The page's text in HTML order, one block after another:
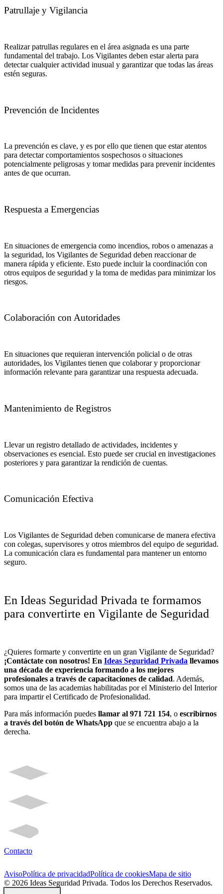
Patrullaje y Vigilancia
Realizar patrullas regulares en el área asignada es una parte
fundamental del trabajo. Los Vigilantes deben estar alerta para
detectar cualquier actividad inusual y garantizar que todas las áreas
estén seguras.
Prevención de Incidentes
La prevención es clave, y es por ello que tienen que estar atentos
para detectar comportamientos sospechosos o situaciones
potencialmente peligrosas y tomar medidas para prevenir incidentes
antes de que ocurran.
Respuesta a Emergencias
En situaciones de emergencia como incendios, robos o amenazas a
la seguridad, los Vigilantes de Seguridad deben reaccionar de
manera rápida y eficiente. Esto puede incluir la coordinación con
otros equipos de seguridad y la toma de medidas para minimizar los
riesgos.
Colaboración con Autoridades
En situaciones que requieran intervención policial o de otras
autoridades, los Vigilantes tienen que colaborar y proporcionar
información relevante para garantizar una respuesta adecuada.
Mantenimiento de Registros
Llevar un registro detallado de actividades, incidentes y
observaciones es esencial. Esto puede ser crucial en investigaciones
posteriores y para garantizar la rendición de cuentas.
Comunicación Efectiva
Los Vigilantes de Seguridad deben comunicarse de manera efectiva
con colegas, supervisores y otros miembros del equipo de seguridad.
La comunicación clara es fundamental para mantener un entorno
seguro.
En Ideas Seguridad Privada te formamos
para convertirte en Vigilante de Seguridad
¿Quieres formarte y convertirte en un gran Vigilante de Seguridad?
¡Contáctate con nosotros! En Ideas Seguridad Privada llevamos
una década de experiencia formando a los mejores
profesionales a través de capacitaciones de calidad. Además,
somos una de las academias habilitadas por el Ministerio del Interior
para impartir el Certificado de Profesionalidad.
Para más información puedes llamar al 971 721 154, o escribirnos
a través del botón de WhatsApp que se encuentra abajo a la
derecha.
Contacto
AvisoPolítica de privacidadPolítica de cookiesMapa de sitio
© 2026 Ideas Seguridad Privada. Todos los Derechos Reservados.